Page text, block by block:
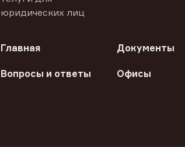
юридических лиц
Главная Документы
Вопросы и ответы Офисы